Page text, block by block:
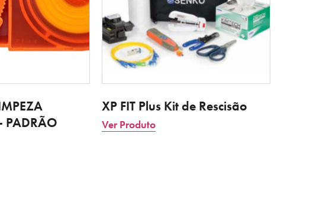
PADRÃO
XP FIT Plus Kit de Rescisão
Ver Produto